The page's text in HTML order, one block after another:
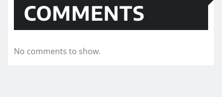
COMMENTS
No comments to show.